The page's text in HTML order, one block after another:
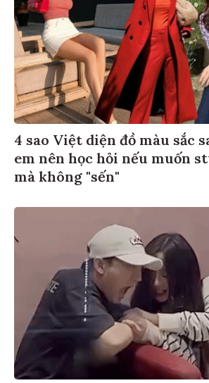
4 sao Việt diện đồ màu sắc
em nên học hỏi nếu muốn
mà không "sến"